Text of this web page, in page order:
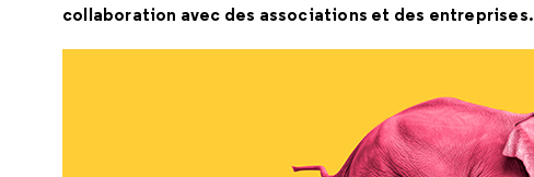
collaboration avec des associations et des entreprises.